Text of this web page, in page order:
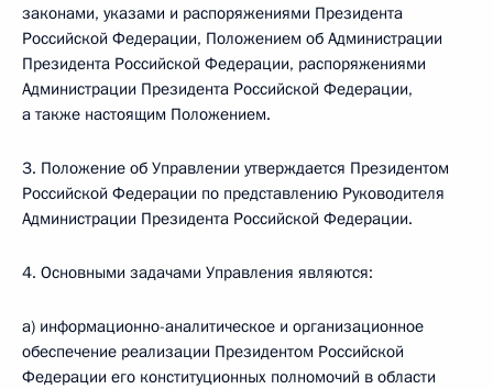
законами, указами и распоряжениями Президента
Российской Федерации, Положением об Администрации
Президента Российской Федерации, распоряжениями
Администрации Президента Российской Федерации,
а также настоящим Положением.
3. Положение об Управлении утверждается Президентом
Российской Федерации по представлению Руководителя
Администрации Президента Российской Федерации.
4. Основными задачами Управления являются:
а) информационно-аналитическое и организационное
обеспечение реализации Президентом Российской
Федерации его конституционных полномочий в области